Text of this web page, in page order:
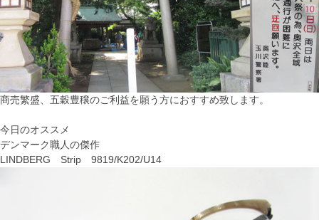
商売繁盛、五穀豊穣のご利益を願う方におすすめ致します。
今日のオススメ
デンマーク職人の傑作
LINDBERG Strip 9819/K202/U14